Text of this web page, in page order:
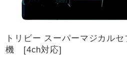
トリビー スーパーマジカル
機 [4ch対応]